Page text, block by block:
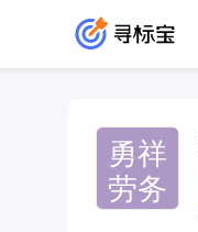
勇祥
劳务